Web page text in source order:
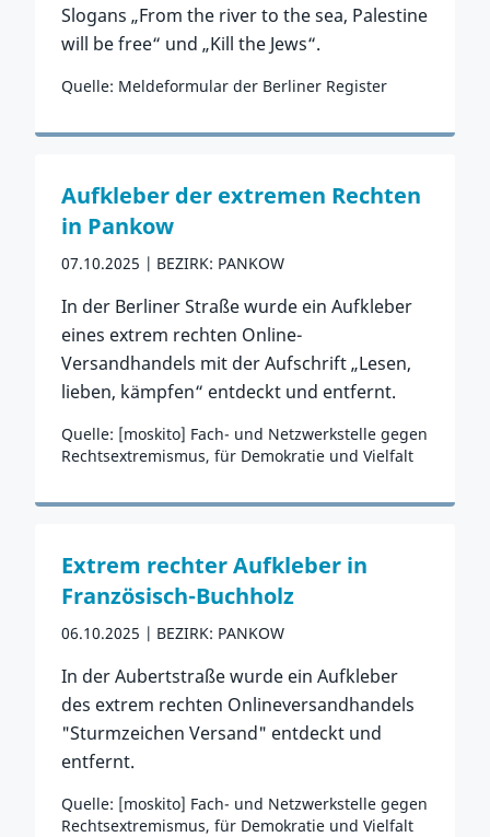
Slogans „From the river to the sea, Palestine
will be free“ und „Kill the Jews“.
Quelle: Meldeformular der Berliner Register
Zum Vorfall
Aufkleber der extremen Rechten
in Pankow
07.10.2025 BEZIRK: PANKOW
In der Berliner Straße wurde ein Aufkleber
eines extrem rechten Online-
Versandhandels mit der Aufschrift „Lesen,
lieben, kämpfen“ entdeckt und entfernt.
Quelle: [moskito] Fach- und Netzwerkstelle gegen
Rechtsextremismus, für Demokratie und Vielfalt
Zum Vorfall
Extrem rechter Aufkleber in
Französisch-Buchholz
06.10.2025 BEZIRK: PANKOW
In der Aubertstraße wurde ein Aufkleber
des extrem rechten Onlineversandhandels
"Sturmzeichen Versand" entdeckt und
entfernt.
Quelle: [moskito] Fach- und Netzwerkstelle gegen
Rechtsextremismus, für Demokratie und Vielfalt